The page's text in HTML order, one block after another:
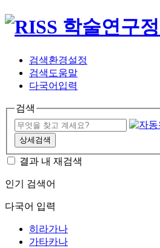
검색환경설정
검색도움말
다국어입력
검색
상세검색
결과 내 재검색
인기 검색어
다국어 입력
히라가나
가타카나